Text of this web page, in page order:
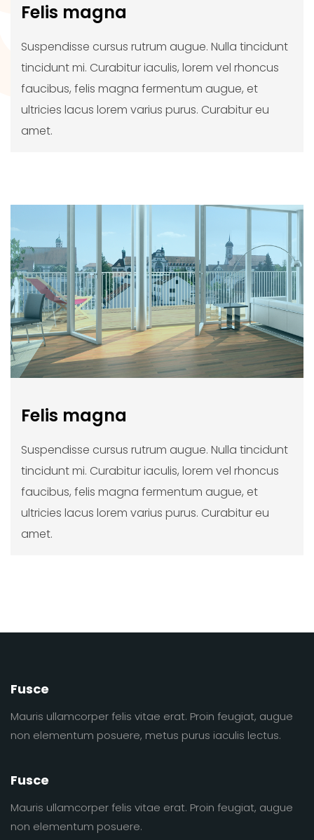
Felis magna
Suspendisse cursus rutrum augue. Nulla tincidunt
tincidunt mi. Curabitur iaculis, lorem vel rhoncus
faucibus, felis magna fermentum augue, et
ultricies lacus lorem varius purus. Curabitur eu
amet.
Felis magna
Suspendisse cursus rutrum augue. Nulla tincidunt
tincidunt mi. Curabitur iaculis, lorem vel rhoncus
faucibus, felis magna fermentum augue, et
ultricies lacus lorem varius purus. Curabitur eu
amet.
Fusce
Mauris ullamcorper felis vitae erat. Proin feugiat, augue
non elementum posuere, metus purus iaculis lectus.
Fusce
Mauris ullamcorper felis vitae erat. Proin feugiat, augue
non elementum posuere.